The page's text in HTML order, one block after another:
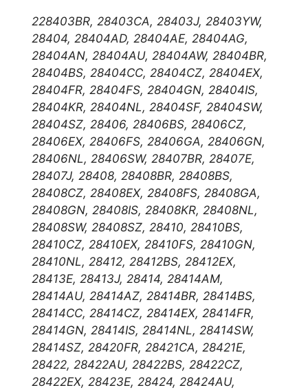
228403BR, 28403CA, 28403J, 28403YW,
28404, 28404AD, 28404AE, 28404AG,
28404AN, 28404AU, 28404AW, 28404BR,
28404BS, 28404CC, 28404CZ, 28404EX,
28404FR, 28404FS, 28404GN, 28404IS,
28404KR, 28404NL, 28404SF, 28404SW,
28404SZ, 28406, 28406BS, 28406CZ,
28406EX, 28406FS, 28406GA, 28406GN,
28406NL, 28406SW, 28407BR, 28407E,
28407J, 28408, 28408BR, 28408BS,
28408CZ, 28408EX, 28408FS, 28408GA,
28408GN, 28408IS, 28408KR, 28408NL,
28408SW, 28408SZ, 28410, 28410BS,
28410CZ, 28410EX, 28410FS, 28410GN,
28410NL, 28412, 28412BS, 28412EX,
28413E, 28413J, 28414, 28414AM,
28414AU, 28414AZ, 28414BR, 28414BS,
28414CC, 28414CZ, 28414EX, 28414FR,
28414GN, 28414IS, 28414NL, 28414SW,
28414SZ, 28420FR, 28421CA, 28421E,
28422, 28422AU, 28422BS, 28422CZ,
28422EX, 28423E, 28424, 28424AU,